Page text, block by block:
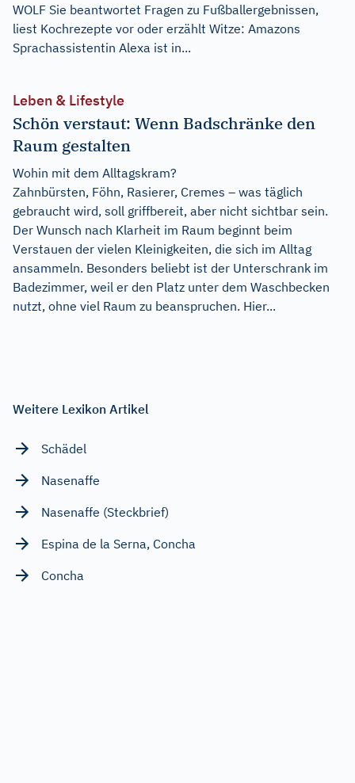
WOLF Sie beantwortet Fragen zu Fußballergebnissen,
liest Kochrezepte vor oder erzählt Witze: Amazons
Sprachassistentin Alexa ist in...
Leben & Lifestyle
Schön verstaut: Wenn Badschränke den
Raum gestalten
Wohin mit dem Alltagskram?
Zahnbürsten, Föhn, Rasierer, Cremes – was täglich
gebraucht wird, soll griffbereit, aber nicht sichtbar sein.
Der Wunsch nach Klarheit im Raum beginnt beim
Verstauen der vielen Kleinigkeiten, die sich im Alltag
ansammeln. Besonders beliebt ist der Unterschrank im
Badezimmer, weil er den Platz unter dem Waschbecken
nutzt, ohne viel Raum zu beanspruchen. Hier...
Weitere Lexikon Artikel
Schädel
Nasenaffe
Nasenaffe (Steckbrief)
Espina de la Serna, Concha
Concha